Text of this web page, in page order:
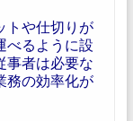
トや仕切りが
べるように設
事者は必要な
務の効率化が